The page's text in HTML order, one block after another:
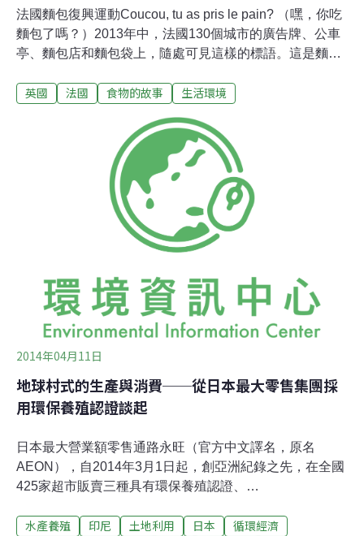
法國麵包復興運動Coucou, tu as pris le pain? （嘿，你吃
麵包了嗎？）2013年中，法國130個城市的廣告牌、公車
亭、麵包店和麵包袋上，隨處可見這樣的標語。這是麵包
起的宣傳活動。他們認為，早出晚歸、不吃早餐的新興生
對麵包的熱情，一波麵包復興運動於焉展開。一直以來，
長長的法國麵包（baguette）不只是法國人的便宜主食，
也等於巴黎的精神象徵。在1970 年代，平均每個法國人每
天都要吃掉一條，1900年代甚至要吃三條以上。而根據
「麵包觀察」的調查，至今仍有95 %的法國人每天至少要
有一餐吃到麵包。麵包對於法國人的重要性，可見一斑。
但如今，法國麵包竟然面臨失寵的危機！隨著時代的演
愛美食的法國人漸漸忘了
英國 法國 食物的故事 生活環境
2014年04月11日
地球村式的生產與消費──從日本最大零售集團採
用環保養殖認證談起
日本最大營業額零售通路永旺（官方中文譯名，原名
AEON），自2014年3月1日起，創亞洲紀錄之先，在全國
425家超市販賣三種具有環保養殖認證、
理協會）認證的魚類產品，這是繼2014年2月遵循海洋管
水產養殖 印尼 土地利用 日本
循環經濟